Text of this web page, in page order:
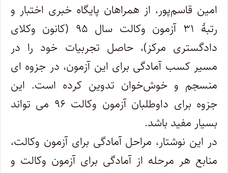
امین قاسم‌پور، از همراهان پایگاه خبری اختبار و
رتبۀ ۳۱ آزمون وکالت سال ۹۵ (کانون وکلای
دادگستری مرکز)، حاصل تجربیات خود را در
مسیر کسب آمادگی برای این آزمون، در جزوه ای
منسجم و خوش‌خوان تدوین کرده است. این
جزوه برای داوطلبان آزمون وکالت ۹۶ می تواند
بسیار مفید باشد.
در این نوشتار، مراحل آمادگی برای آزمون وکالت،
منابع هر مرحله از آمادگی برای آزمون وکالت و